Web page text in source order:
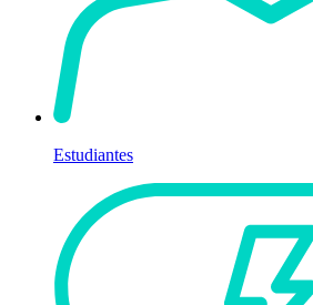
Estudiantes